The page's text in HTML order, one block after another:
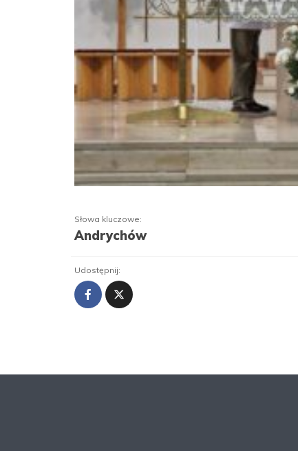
Słowa kluczowe:
Andrychów
Udostępnij: